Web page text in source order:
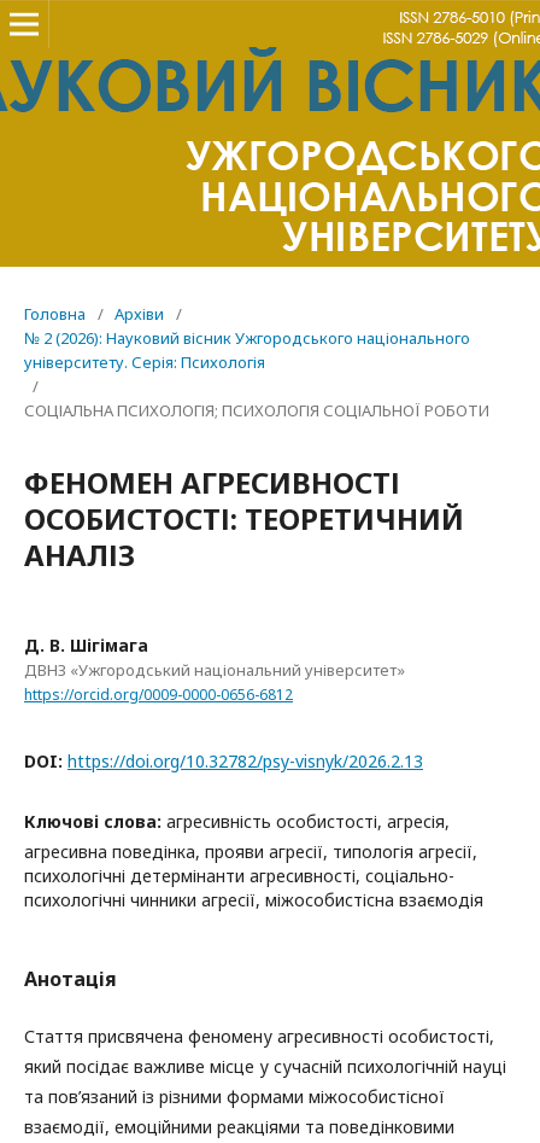
Головна / Архіви
/
№ 2 (2026): Науковий вісник Ужгородського національного
університету. Серія: Психологія
/
СОЦІАЛЬНА ПСИХОЛОГІЯ; ПСИХОЛОГІЯ СОЦІАЛЬНОЇ РОБОТИ
ФЕНОМЕН АГРЕСИВНОСТІ
ОСОБИСТОСТІ: ТЕОРЕТИЧНИЙ
АНАЛІЗ
Д. В. Шігімага
ДВНЗ «Ужгородський національний університет»
https://orcid.org/0009-0000-0656-6812
DOI: https://doi.org/10.32782/psy-visnyk/2026.2.13
Ключові слова: агресивність особистості, агресія,
агресивна поведінка, прояви агресії, типологія агресії,
психологічні детермінанти агресивності, соціально-
психологічні чинники агресії, міжособистісна взаємодія
Анотація
Стаття присвячена феномену агресивності особистості,
який посідає важливе місце у сучасній психологічній науці
та пов’язаний із різними формами міжособистісної
взаємодії, емоційними реакціями та поведінковими